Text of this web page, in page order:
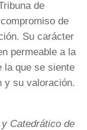
de
de
Su carácter
permeable a la
la que se siente
y su valoración.
Catedrático de